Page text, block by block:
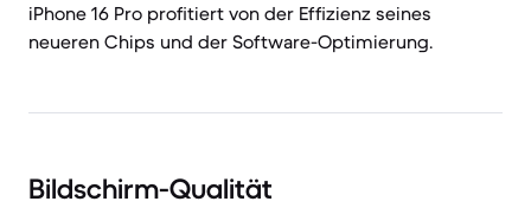
iPhone 16 Pro profitiert von der Effizienz seines
neueren Chips und der Software-Optimierung.
Bildschirm-Qualität